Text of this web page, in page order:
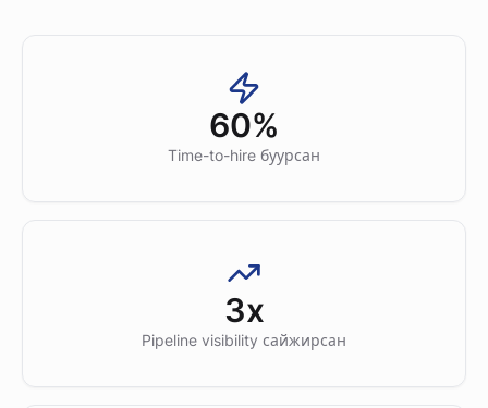
60%
Time-to-hire буурсан
3x
Pipeline visibility сайжирсан